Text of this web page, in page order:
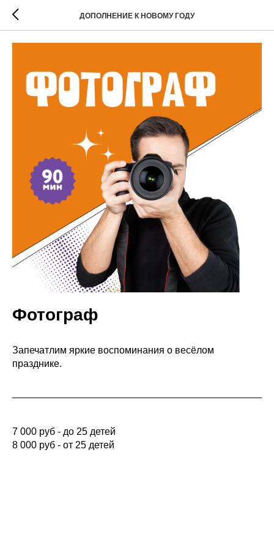
ДОПОЛНЕНИЕ К НОВОМУ ГОДУ
Фотограф
Запечатлим яркие воспоминания о весёлом
празднике.
7 000 руб - до 25 детей
8 000 руб - от 25 детей